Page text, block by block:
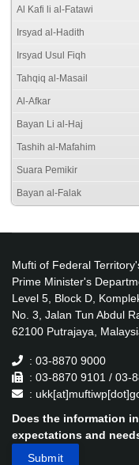
Al Kafi li al-Fatawi
Irsyad al-Hadith
Irsyad Usul Fiqh
Tahqiq al-Masail
Al-Afkar
Bayan Li al-Haj
Tashih al-Mafahim
Suara Pemikir
Bayan al-Falak
Mufti of Federal
Prime Minister's
Level 5, Block D,
No. 3, Jalan Tun Abdul
62100 Putrajaya,
: 03-8870 9000
: 03-8870 9101 / 03-
:
Does the information
expectations and